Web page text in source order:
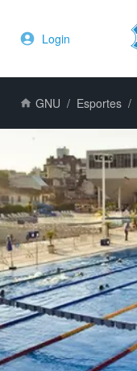
Login
GNU Esportes